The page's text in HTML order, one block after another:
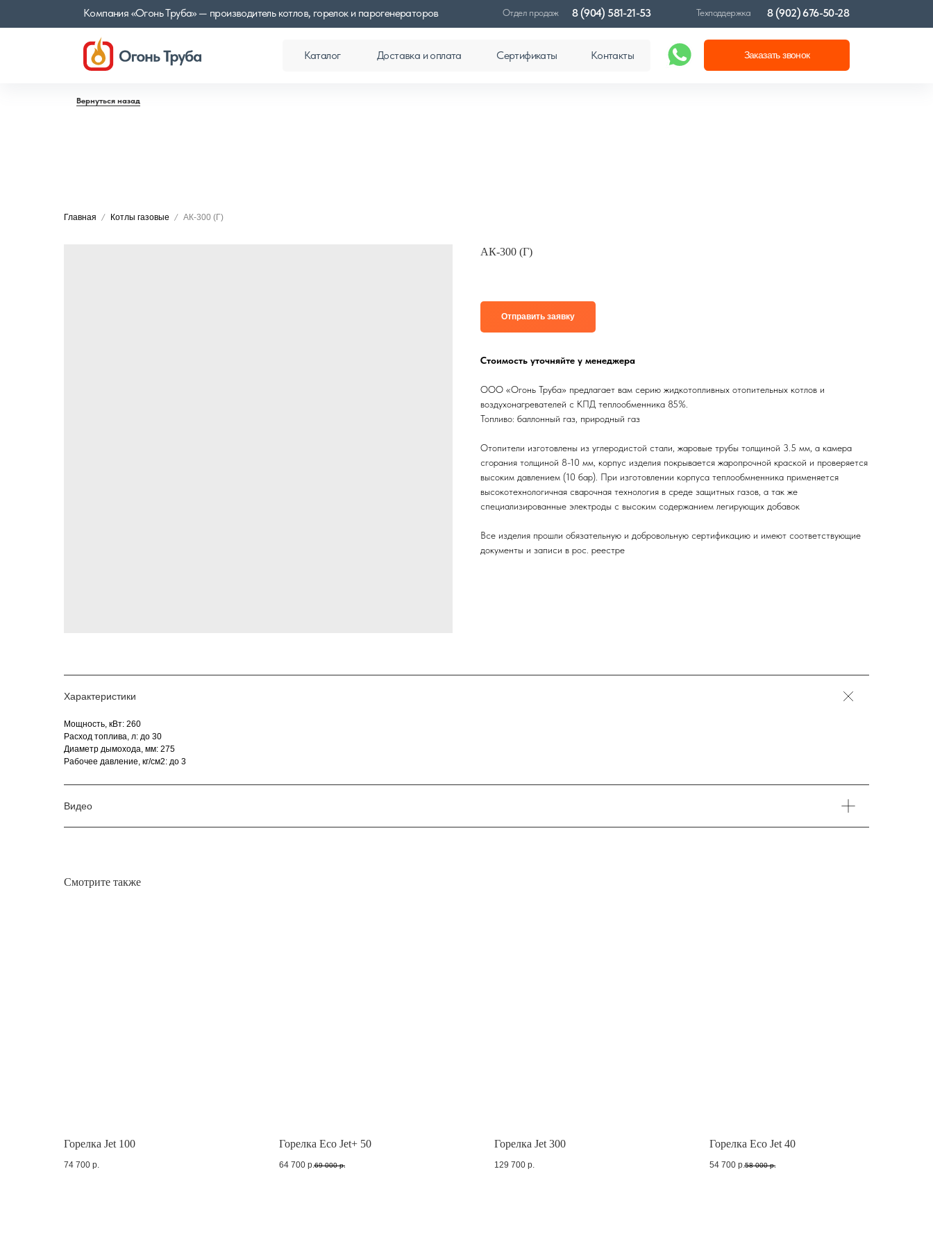
Отдел продаж 8 (904) 581-21-53 Техподдержка 8 (902) 676-50-28
Заказать звонок
Компания «Огонь Труба» — производитель котлов, горелок и парогенераторов
Каталог Доставка и оплата Сертификаты Контакты
Вернуться назад
Главная Котлы газовые АК-300 (Г)
АК-300 (Г)
Отправить заявку
Стоимость уточняйте у менеджера
ООО «Огонь Труба» предлагает вам серию жидкотопливных отопительных котлов и
воздухонагревателей с КПД теплообменника 85%.
Топливо: баллонный газ, природный газ
Отопители изготовлены из углеродистой стали, жаровые трубы толщиной 3.5 мм, а камера
сгорания толщиной 8-10 мм, корпус изделия покрывается жаропрочной краской и проверяется
высоким давлением (10 бар). При изготовлении корпуса теплообмненника применяется
высокотехнологичная сварочная технология в среде защитных газов, а так же
специализированные электроды с высоким содержанием легирующих добавок
Все изделия прошли обязательную и добровольную сертификацию и имеют соответствующие
документы и записи в рос. реестре
Характеристики
Мощность, кВт: 260
Расход топлива, л: до 30
Диаметр дымохода, мм: 275
Рабочее давление, кг/см2: до 3
Видео
Смотрите также
Горелка Jet 100
74 700 р.
Горелка Eco Jet+ 50
64 700 р.69 000 р.
Горелка Jet 300
129 700 р.
Горелка Eco Jet 40
54 700 р.58 000 р.